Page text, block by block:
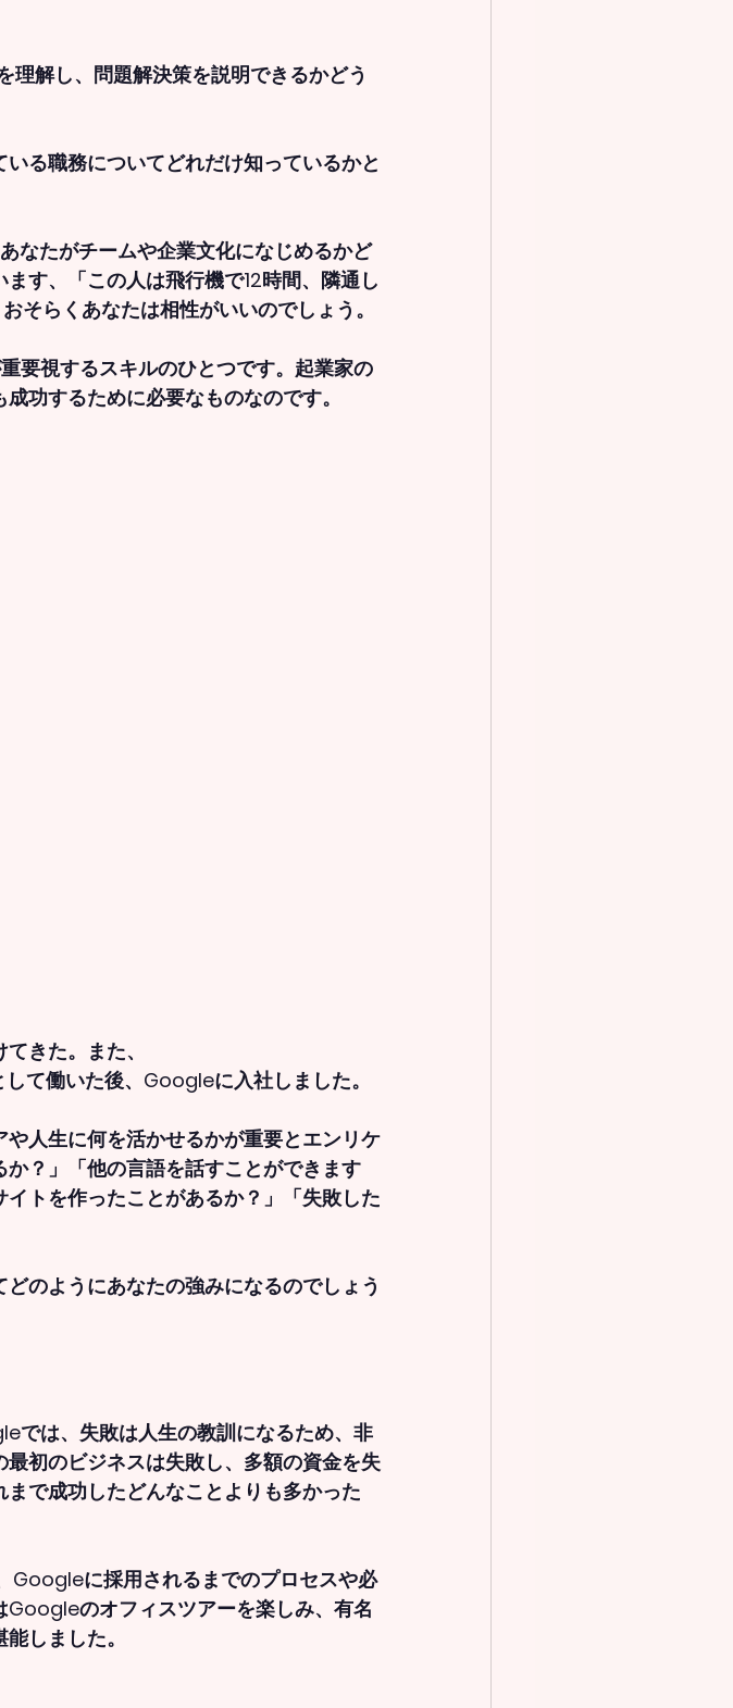
理解し、問題解決策を説明できるかどう
いる職務についてどれだけ知っているかと
あなたがチームや企業文化になじめるかど
す、「この人は飛行機で12時間、隣通し
そらくあなたは相性がいいのでしょう。
要視するスキルのひとつです。起業家の
功するために必要なものなのです。
きた。また、
働いた後、Googleに入社しました。
人生に何を活かせるかが重要とエンリケ
？」「他の言語を話すことができます
トを作ったことがあるか？」「失敗した
のようにあなたの強みになるのでしょう
では、失敗は人生の教訓になるため、非
初のビジネスは失敗し、多額の資金を失
で成功したどんなことよりも多かった
Googleに採用されるまでのプロセスや必
のオフィスツアーを楽しみ、有名
しました。